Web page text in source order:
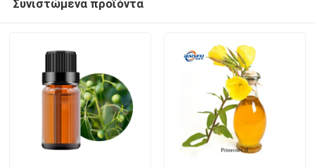
Συνιστώμενα προϊόντα